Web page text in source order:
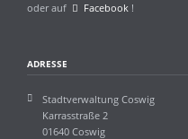
oder auf
Facebook!
ADRESSE
Stadtverwaltung Coswig
Karrasstraße 2
01640 Coswig